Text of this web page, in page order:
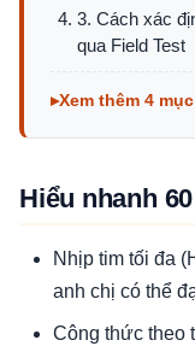
3. Cách xác
qua Field Test
Xem thêm 4 mục
Hiểu nhanh
Nhịp tim tối đa
anh chị có thể
Công thức theo